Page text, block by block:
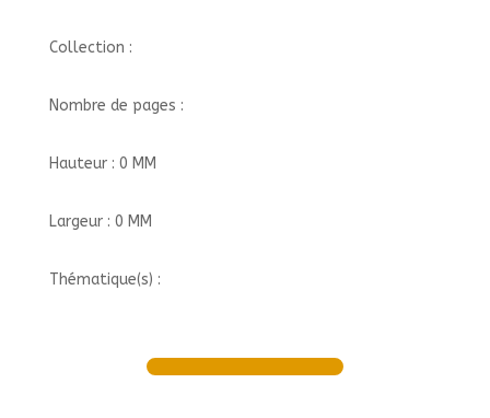
Collection :
Nombre de pages :
Hauteur : 0 MM
Largeur : 0 MM
Thématique(s) :